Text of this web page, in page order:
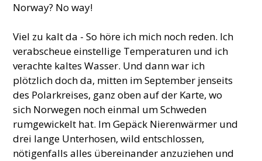
Norway? No way!
Viel zu kalt da - So höre ich mich noch reden. Ich
verabscheue einstellige Temperaturen und ich
verachte kaltes Wasser. Und dann war ich
plötzlich doch da, mitten im September jenseits
des Polarkreises, ganz oben auf der Karte, wo
sich Norwegen noch einmal um Schweden
rumgewickelt hat. Im Gepäck Nierenwärmer und
drei lange Unterhosen, wild entschlossen,
nötigenfalls alles übereinander anzuziehen und